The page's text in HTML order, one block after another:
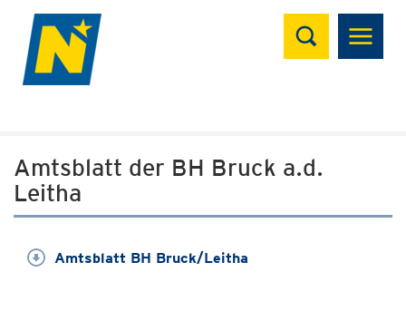
Suchen
Amtsblatt der BH Bruck a.d.
Leitha
Amtsblatt BH Bruck/Leitha